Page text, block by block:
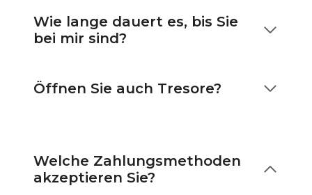
Wie lange dauert es, bis Sie
bei mir sind?
Öffnen Sie auch Tresore?
Welche Zahlungsmethoden
akzeptieren Sie?